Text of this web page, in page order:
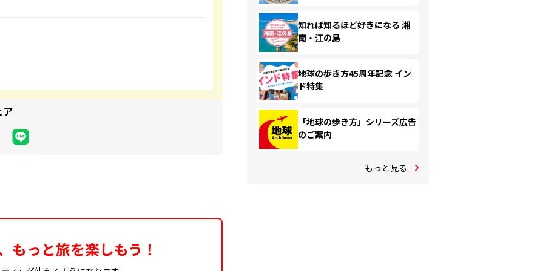
ア
もっと旅を楽しもう！
知れば知るほど好きになる 湘
南・江の島
地球の歩き方45周年記念 イン
ド特集
「地球の歩き方」シリーズ広告
のご案内
もっと見る